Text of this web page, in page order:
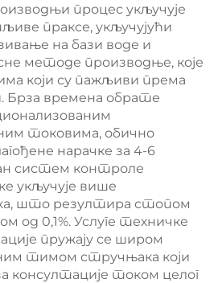
процес укључује
праксе, укључујући
на бази воде и
методе производње, које
који су пажљиви према
Брза времена обрате
токовима, обично
нарачке за 4-6
систем контроле
укључује више
што резултира стопом
од 0,1%. Услуге техничке
пружају се широм
тимом стручњака који
консултације током целог